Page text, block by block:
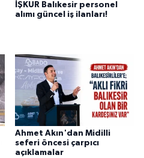
İŞKUR Balıkesir personel
alımı güncel iş ilanları!
Ahmet Akın'dan Midilli
seferi öncesi çarpıcı
açıklamalar